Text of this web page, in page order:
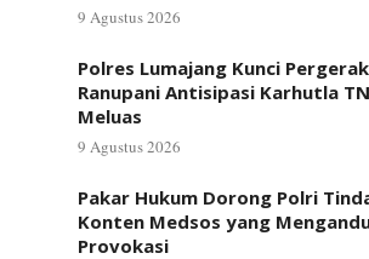
9 Agustus 2026
Polres Lumajang Kunci
Ranupani Antisipasi Karhutla
Meluas
9 Agustus 2026
Pakar Hukum Dorong Polri
Konten Medsos yang
Provokasi